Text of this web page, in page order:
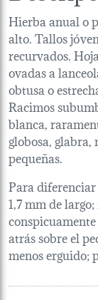
Hierba anual o
alto. Tallos
recurvados.
ovadas a
obtusa o
Racimos
blanca,
globosa,
pequeñas.
Para
1,7 mm de
atrás sobre el
menos erguido;